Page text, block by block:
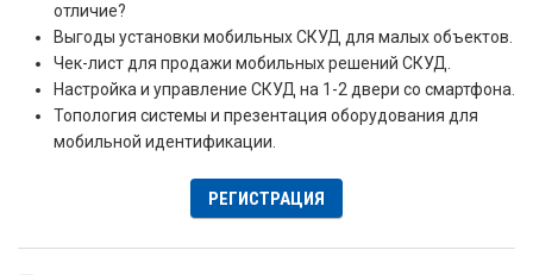
отличие?
Выгоды установки мобильных СКУД для малых объектов.
Чек-лист для продажи мобильных решений СКУД.
Настройка и управление СКУД на 1-2 двери со смартфона.
Топология системы и презентация оборудования для
мобильной идентификации.
РЕГИСТРАЦИЯ